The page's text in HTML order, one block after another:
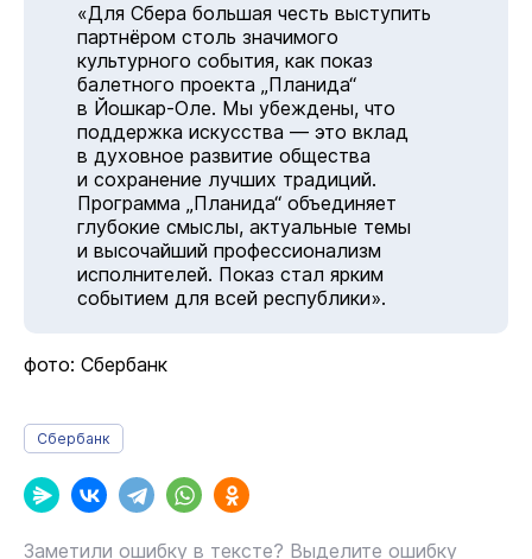
«Для Сбера большая честь выступить
партнёром столь значимого
культурного события, как показ
балетного проекта „Планида“
в Йошкар-Оле. Мы убеждены, что
поддержка искусства — это вклад
в духовное развитие общества
и сохранение лучших традиций.
Программа „Планида“ объединяет
глубокие смыслы, актуальные темы
и высочайший профессионализм
исполнителей. Показ стал ярким
событием для всей республики».
фото: Сбербанк
Сбербанк
Заметили ошибку в тексте? Выделите ошибку